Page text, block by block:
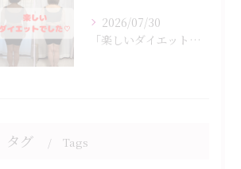
2026/07/30
「楽しいダイエットでした♡」
タグ Tags